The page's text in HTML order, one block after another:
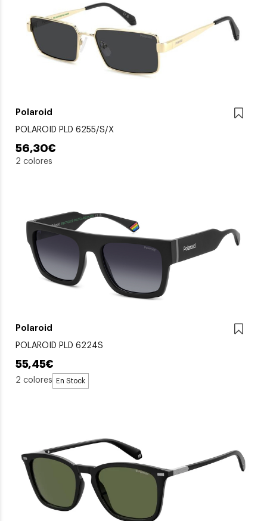
Polaroid
POLAROID PLD 6255/S/X
56,30€
2 colores
Polaroid
POLAROID PLD 6224S
55,45€
2 colores En Stock